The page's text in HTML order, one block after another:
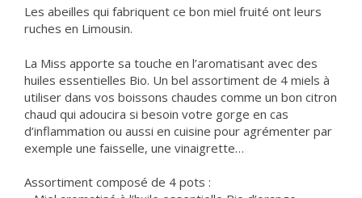
Les abeilles qui fabriquent ce bon miel fruité ont leurs
ruches en Limousin.
La Miss apporte sa touche en l’aromatisant avec des
huiles essentielles Bio. Un bel assortiment de 4 miels à
utiliser dans vos boissons chaudes comme un bon citron
chaud qui adoucira si besoin votre gorge en cas
d’inflammation ou aussi en cuisine pour agrémenter par
exemple une faisselle, une vinaigrette…
Assortiment composé de 4 pots :